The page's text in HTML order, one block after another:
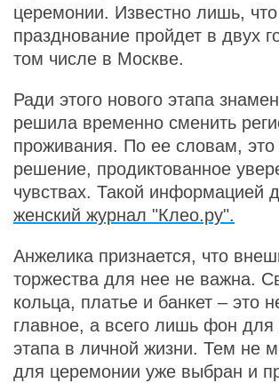
церемонии. Известно лишь, что
празднование пройдет в двух
том числе в Москве.
Ради этого нового этапа
решила временно сменить
проживания. По ее словам, это
решение, продиктованное
чувствах. Такой информацией
женский журнал "Клео.ру".
Анжелика признается, что
торжества для нее не важна.
кольца, платье и банкет – это
главное, а всего лишь фон для
этапа в личной жизни. Тем не
для церемонии уже выбран и